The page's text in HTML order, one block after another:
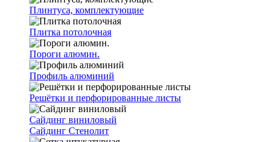
Плинтуса, комплектующие
Плитка потолочная
Пороги алюмин.
Профиль алюминий
Решётки и перфорированные листы
Сайдинг виниловый
Сайдинг Стенолит